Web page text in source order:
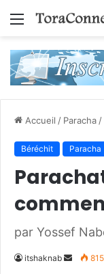
Menu
Accueil / Paracha /
Béréchit Paracha
par Yossef
itshaknab
Envoyer
815